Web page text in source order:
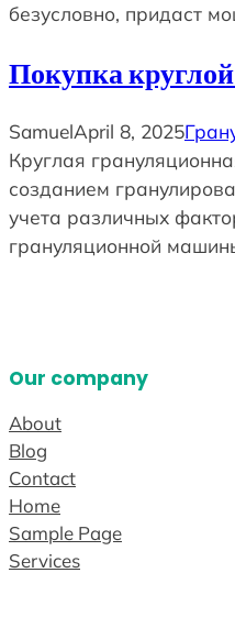
безусловно, придаст
Покупка
SamuelApril 8, 2025
Круглая
созданием
учета различных
грануляционной
Our company
About
Blog
Contact
Home
Sample Page
Services